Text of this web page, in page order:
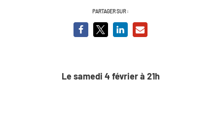
PARTAGER SUR :
Le samedi 4 février à 21h